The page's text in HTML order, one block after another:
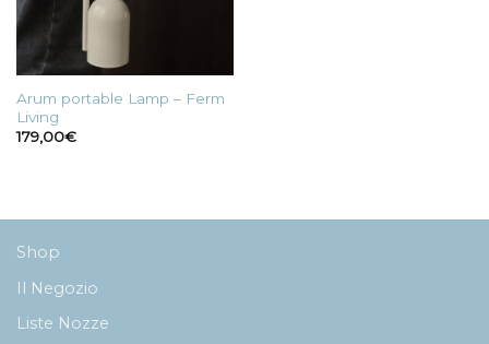
Arum portable Lamp – Ferm
Living
179,00€
Shop
Il Negozio
Liste Nozze